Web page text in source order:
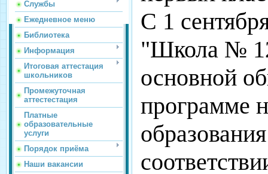
Службы
Ежедневное меню
Библиотека
Информация
Итоговая аттестация
школьников
Промежуточная
аттестестация
Платные
образовательные
услуги
Порядок приёма
Наши вакансии
С 1
"Школа №
основной
программе